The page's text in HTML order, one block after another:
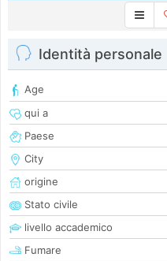
Identità personale
Age
qui a
Paese
City
origine
Stato civile
livello accademico
Fumare